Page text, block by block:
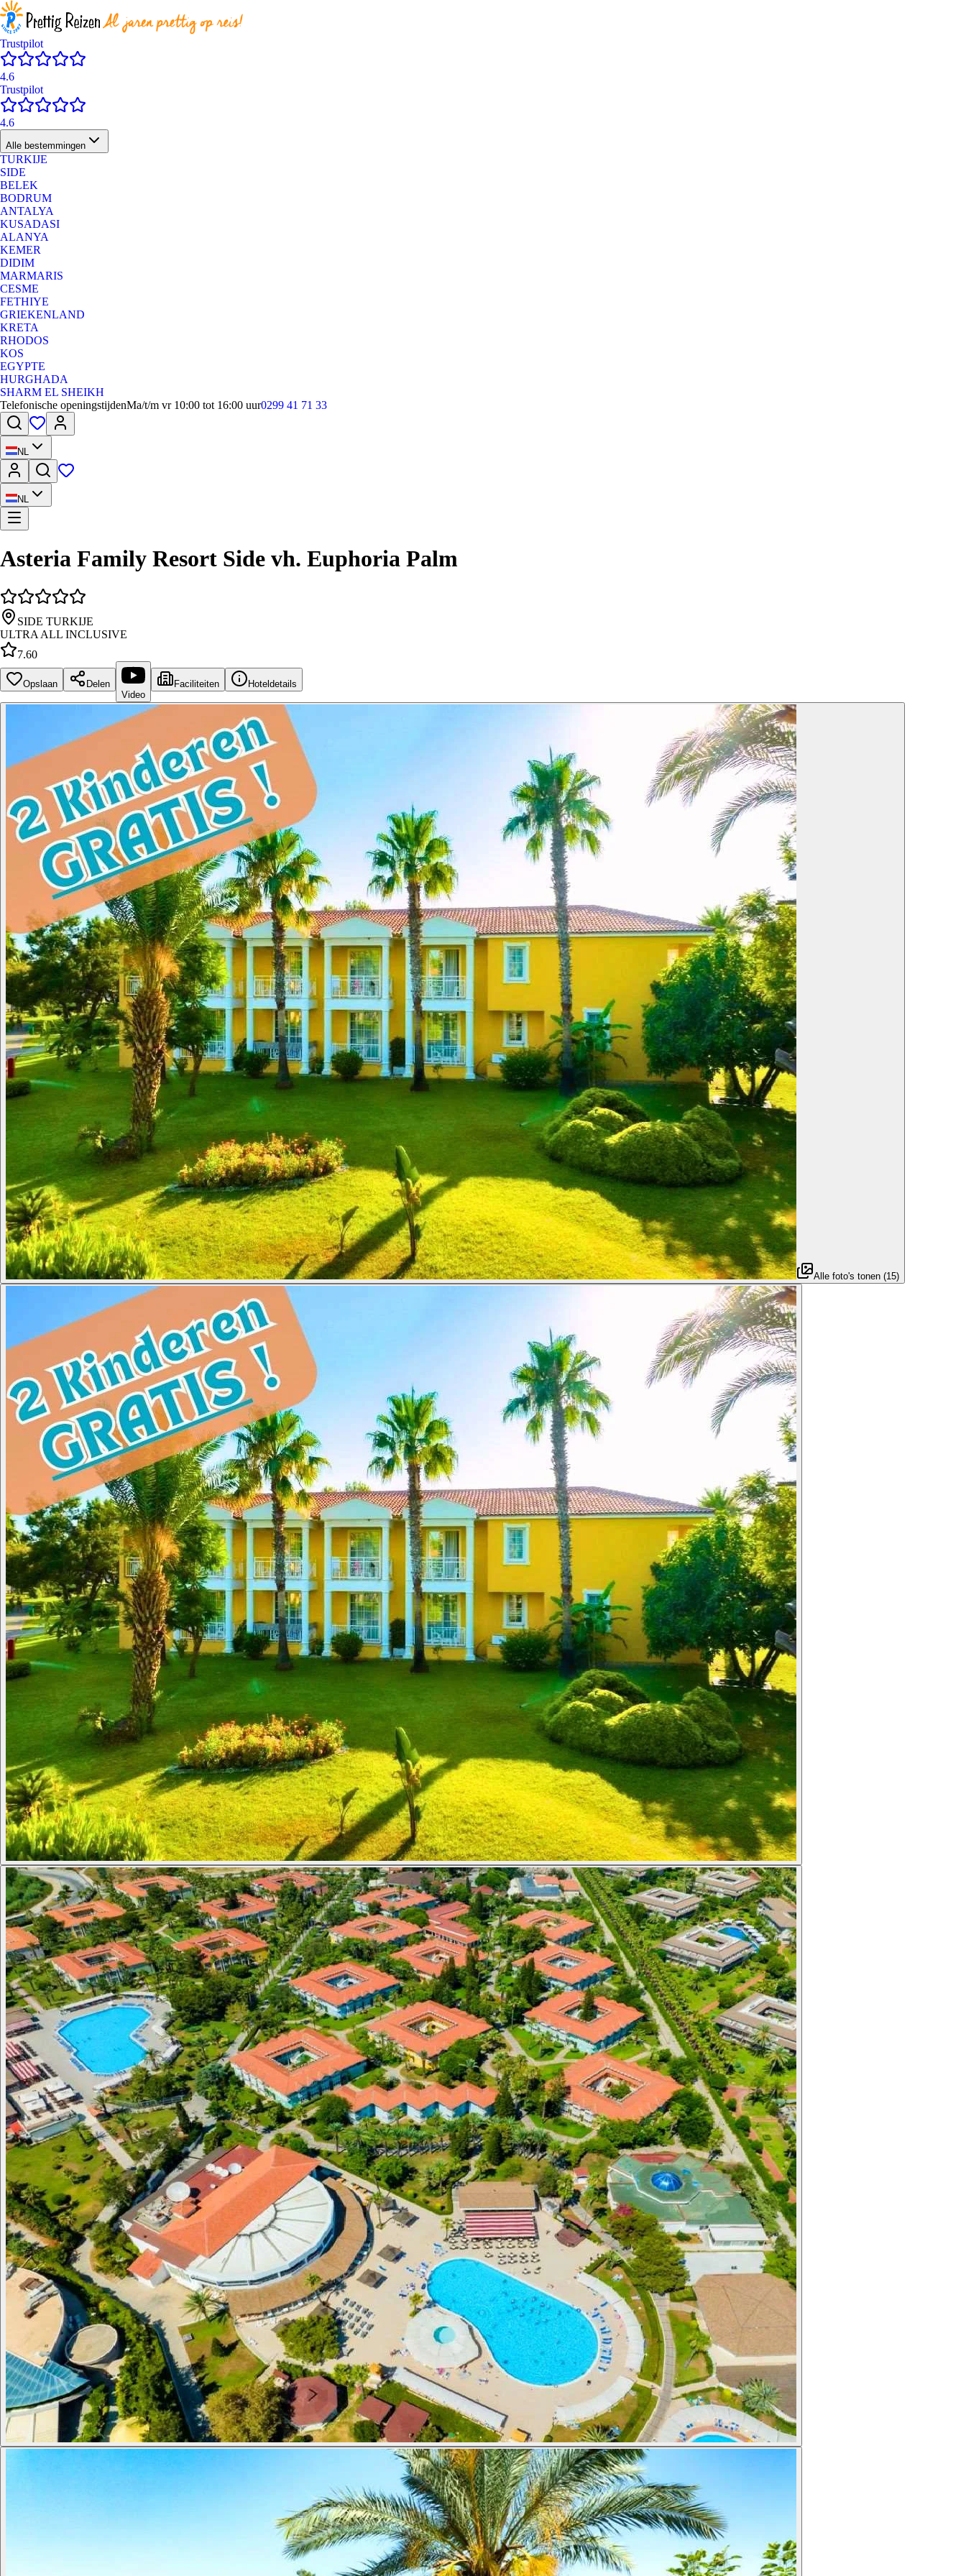
Trustpilot
4.6
Trustpilot
4.6
Alle bestemmingen
TURKIJE
SIDE
BELEK
BODRUM
ANTALYA
KUSADASI
ALANYA
KEMER
DIDIM
MARMARIS
CESME
FETHIYE
GRIEKENLAND
KRETA
RHODOS
KOS
EGYPTE
HURGHADA
SHARM EL SHEIKH
Telefonische openingstijdenMa/t/m vr 10:00 tot 16:00 uur0299 41 71 33
NL
NL
Asteria Family Resort Side vh. Euphoria Palm
SIDE TURKIJE
ULTRA ALL INCLUSIVE
7.60
Opslaan
Delen
Video
Faciliteiten Hoteldetails
Alle foto's tonen (15)